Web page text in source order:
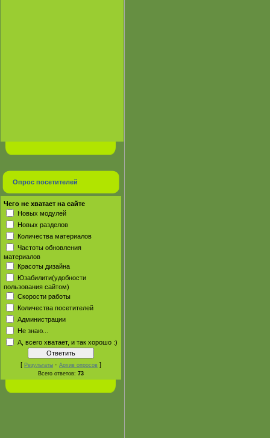
Опрос посетителей
Чего не хватает на сайте
Новых модулей
Новых разделов
Количества материалов
Частоты обновления
материалов
Красоты дизайна
Юзабилити(удобности
пользования сайтом)
Скорости работы
Количества посетителей
Администрации
Не знаю...
А, всего хватает, и так хорошо :)
[ Результаты · Архив опросов ]
Всего ответов: 73